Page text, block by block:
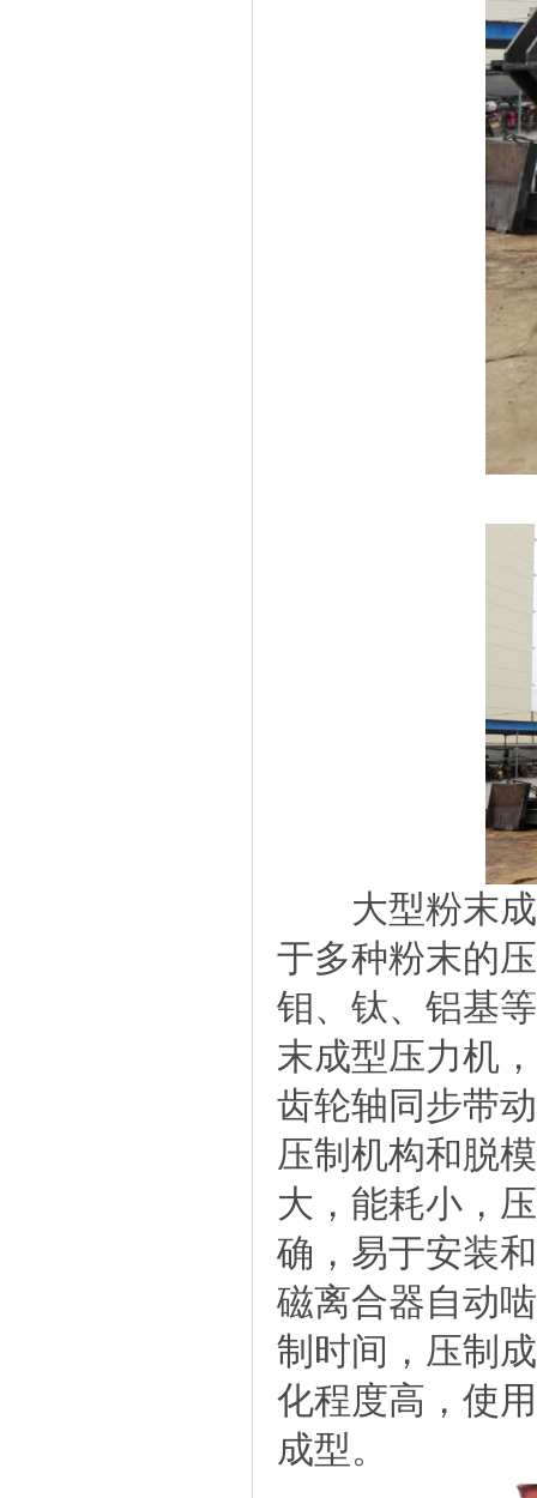
大型粉末成
于多种粉末的
钼、钛、铝基
末成型压力机
齿轮轴同步带
压制机构和脱
大，能耗小，
确，易于安装
磁离合器自动
制时间，压制
化程度高，使
成型。